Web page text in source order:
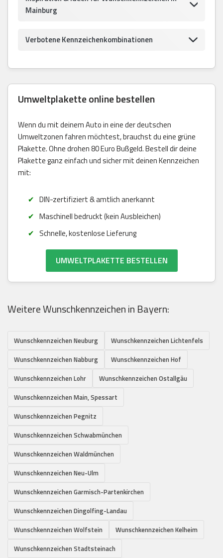
Mainburg
Verbotene Kennzeichenkombinationen
Umweltplakette online bestellen
Wenn du mit deinem Auto in eine der deutschen
Umweltzonen fahren möchtest, brauchst du eine grüne
Plakette. Ohne drohen 80 Euro Bußgeld. Bestell dir deine
Plakette ganz einfach und sicher mit deinen Kennzeichen
mit:
DIN-zertifiziert & amtlich anerkannt
Maschinell bedruckt (kein Ausbleichen)
Schnelle, kostenlose Lieferung
UMWELTPLAKETTE BESTELLEN
Weitere Wunschkennzeichen in Bayern:
Wunschkennzeichen Neuburg
Wunschkennzeichen Lichtenfels
Wunschkennzeichen Nabburg
Wunschkennzeichen Hof
Wunschkennzeichen Lohr
Wunschkennzeichen Ostallgäu
Wunschkennzeichen Main, Spessart
Wunschkennzeichen Pegnitz
Wunschkennzeichen Schwabmünchen
Wunschkennzeichen Waldmünchen
Wunschkennzeichen Neu-Ulm
Wunschkennzeichen Garmisch-Partenkirchen
Wunschkennzeichen Dingolfing-Landau
Wunschkennzeichen Wolfstein
Wunschkennzeichen Kelheim
Wunschkennzeichen Stadtsteinach